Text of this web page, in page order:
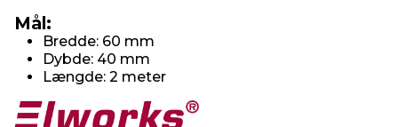
Mål:
Bredde: 60 mm
Dybde: 40 mm
Længde: 2 meter